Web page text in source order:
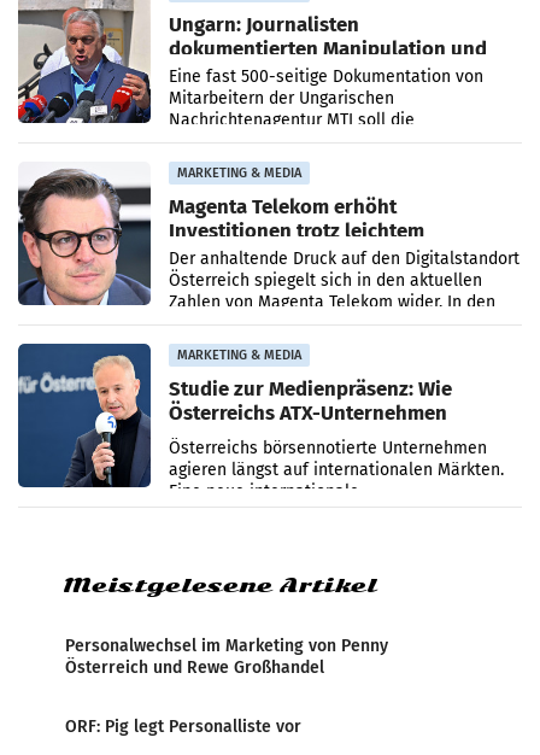
Ungarn: Journalisten
dokumentierten Manipulation und
Zensur
Eine fast 500-seitige Dokumentation von
Mitarbeitern der Ungarischen
Nachrichtenagentur MTI soll die
systematische Nachrichten-Manipulation und
Zensur bei der Agentur während der Zeit
MARKETING & MEDIA
Magenta Telekom erhöht
Investitionen trotz leichtem
Umsatzrückgang
Der anhaltende Druck auf den Digitalstandort
Österreich spiegelt sich in den aktuellen
Zahlen von Magenta Telekom wider. In den
ersten sechs Monaten des laufenden Jahres
verzeichnete
MARKETING & MEDIA
Studie zur Medienpräsenz: Wie
Österreichs ATX-Unternehmen
international wahrgenommen
werden
Österreichs börsennotierte Unternehmen
agieren längst auf internationalen Märkten.
Eine neue internationale
Medienresonanzanalyse untersucht die
Meistgelesene Artikel
Personalwechsel im Marketing von Penny
Österreich und Rewe Großhandel
ORF: Pig legt Personalliste vor